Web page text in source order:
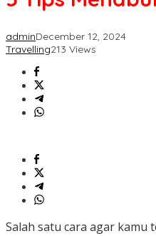
adminDecember 12, 2024
Travelling213 Views
Salah satu cara agar kamu